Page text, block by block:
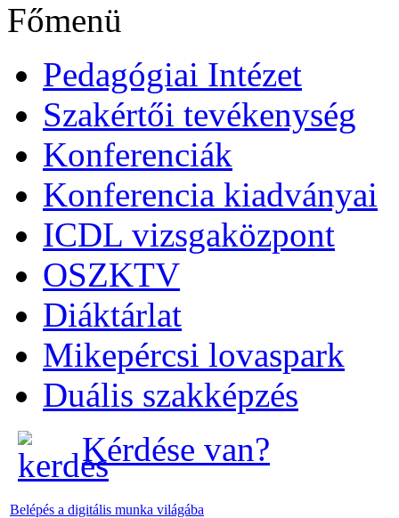
Főmenü
Pedagógiai Intézet
Szakértői tevékenység
Konferenciák
Konferencia kiadványai
ICDL vizsgaközpont
OSZKTV
Diáktárlat
Mikepércsi lovaspark
Duális szakképzés
Kérdése van?
Belépés a digitális munka világába